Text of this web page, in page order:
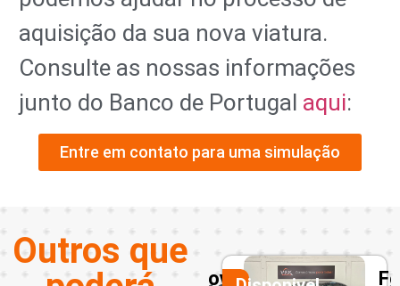
aquisição da sua nova viatura.
Consulte as nossas informações
junto do Banco de Portugal aqui:
Entre em contato para uma simulação
Outros que
Toyota
Ford
Nissan